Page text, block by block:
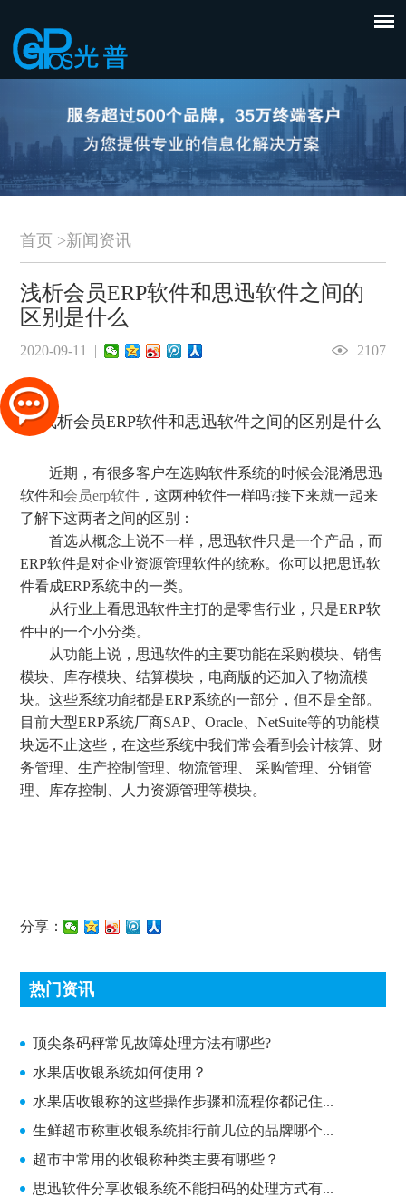
首页 >新闻资讯
浅析会员ERP软件和思迅软件之间的
区别是什么
2020-09-11 | 2107
近期，有很多客户在选购软件系统的时候会混淆思迅
软件和会员erp软件 ，这两种软件一样吗?接下来就一起来
了解下这两者之间的区别：
首选从概念上说不一样，思迅软件只是一个产品，而
ERP软件是对企业资源管理软件的统称。你可以把思迅软
件看成ERP系统中的一类。
从行业上看思迅软件主打的是零售行业，只是ERP软
件中的一个小分类。
从功能上说，思迅软件的主要功能在采购模块、销售
模块、库存模块、结算模块，电商版的还加入了物流模
块。这些系统功能都是ERP系统的一部分，但不是全部。
目前大型ERP系统厂商SAP、Oracle、NetSuite等的功能模
块远不止这些，在这些系统中我们常会看到会计核算、财
务管理、生产控制管理、物流管理、 采购管理、分销管
理、库存控制、人力资源管理等模块。
分享：
热门资讯
顶尖条码秤常见故障处理方法有哪些?
顶尖条码秤常见故障处理方法有哪些?
水果店收银系统如何使用？
水果店收银称的这些操作步骤和流程你都记住...
生鲜超市称重收银系统排行前几位的品牌哪个...
超市中常用的收银称种类主要有哪些？
思迅软件分享收银系统不能扫码的处理方式有...